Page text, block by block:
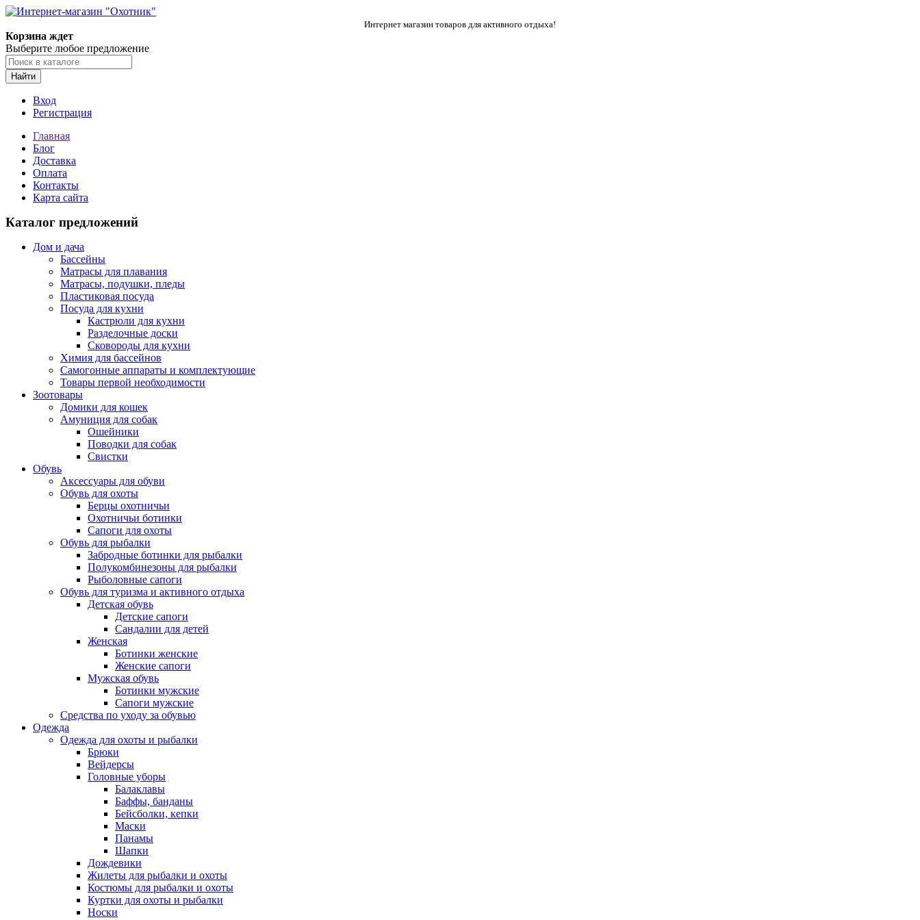
Интернет магазин товаров для активного отдыха!
Корзина ждет
Выберите любое предложение
Найти
Вход
Регистрация
Главная
Блог
Доставка
Оплата
Контакты
Карта сайта
Каталог предложений
Дом и дача
Бассейны
Матрасы для плавания
Матрасы, подушки, пледы
Пластиковая посуда
Посуда для кухни
Кастрюли для кухни
Разделочные доски
Сковороды для кухни
Химия для бассейнов
Самогонные аппараты и комплектующие
Товары первой необходимости
Зоотовары
Домики для кошек
Амуниция для собак
Ошейники
Поводки для собак
Свистки
Обувь
Аксессуары для обуви
Обувь для охоты
Берцы охотничьи
Охотничьи ботинки
Сапоги для охоты
Обувь для рыбалки
Забродные ботинки для рыбалки
Полукомбинезоны для рыбалки
Рыболовные сапоги
Обувь для туризма и активного отдыха
Детская обувь
Детские сапоги
Сандалии для детей
Женская
Ботинки женские
Женские сапоги
Мужская обувь
Ботинки мужские
Сапоги мужские
Средства по уходу за обувью
Одежда
Одежда для охоты и рыбалки
Брюки
Вейдерсы
Головные уборы
Балаклавы
Баффы, банданы
Бейсболки, кепки
Маски
Панамы
Шапки
Дождевики
Жилеты для рыбалки и охоты
Костюмы для рыбалки и охоты
Куртки для охоты и рыбалки
Носки